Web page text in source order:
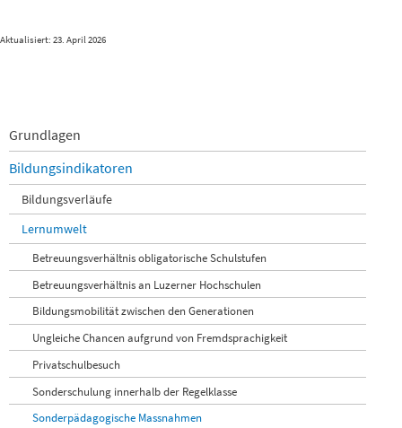
Aktualisiert: 23. April 2026
Navigation
überspringen
Grundlagen
Bildungsindikatoren
Bildungsverläufe
Lernumwelt
Betreuungsverhältnis obligatorische Schulstufen
Betreuungsverhältnis an Luzerner Hochschulen
Bildungsmobilität zwischen den Generationen
Ungleiche Chancen aufgrund von Fremdsprachigkeit
Privatschulbesuch
Sonderschulung innerhalb der Regelklasse
Sonderpädagogische Massnahmen